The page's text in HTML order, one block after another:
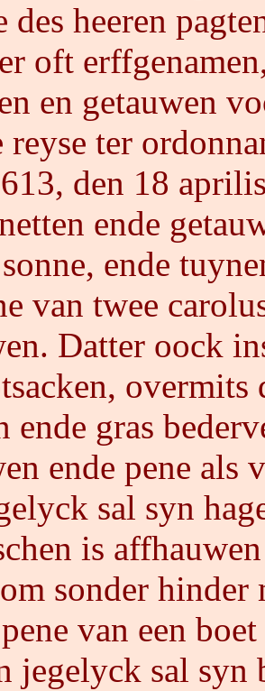
des heeren
oft
en getauwen
reyse ter
den 18
ende
ende
van twee
Datter oock
overmits
ende gras
ende pene als
sal syn
is
sonder hinder
van een
jegelyck sal